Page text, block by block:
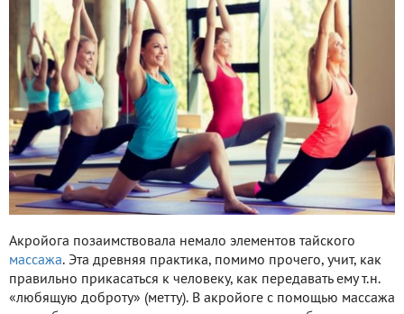
Акройога позаимствовала немало элементов тайского
массажа. Эта древняя практика, помимо прочего, учит, как
правильно прикасаться к человеку, как передавать ему т.н.
«любящую доброту» (метту). В акройоге с помощью массажа